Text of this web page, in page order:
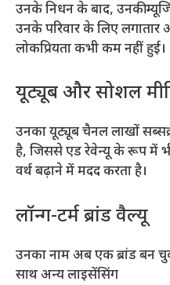
उनके निधन के बाद, उनकी
उनके परिवार के लिए लगातार
लोकप्रियता कभी कम नहीं हुई।
यूट्यूब और सोशल
उनका यूट्यूब चैनल लाखों
है, जिससे एड रेवेन्यू के रूप में
वर्थ बढ़ाने में मदद करता है।
लॉन्ग-टर्म ब्रांड वैल्यू
उनका नाम अब एक ब्रांड बन
साथ अन्य लाइसेंसिंग